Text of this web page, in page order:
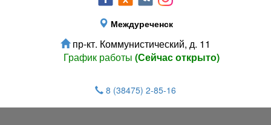
Междуреченск
пр-кт. Коммунистический, д. 11
График работы (Сейчас открыто)
8 (38475) 2-85-16